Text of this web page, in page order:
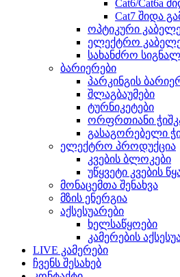
Cat6/Cat6a
Cat7 შიდა
ოპტიკური
ელექტრო
სახანძრო
ბარიერები
პარკინგის
შლაგბაუმები
ტურნიკეტები
ორფრთიანი
გასაგორებელი
ელექტრო პროდუქცია
კვების ბლოკები
უწყვეტი კვების
მონაცემთა შენახვა
მზის ენერგია
აქსესუარები
ხელსაწყოები
კამერების
LIVE კამერები
ჩვენს შესახებ